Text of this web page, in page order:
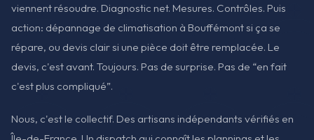
viennent résoudre. Diagnostic net. Mesures. Contrôles. Puis
action: dépannage de climatisation à Bouffémont si ça se
répare, ou devis clair si une pièce doit être remplacée. Le
devis, c'est avant. Toujours. Pas de surprise. Pas de “en fait
c'est plus compliqué”.
Nous, c'est le collectif. Des artisans indépendants vérifiés en